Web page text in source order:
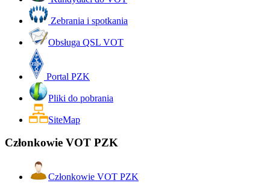
Zebrania i spotkania
Obsługa QSL VOT
Portal PZK
Pliki do pobrania
SiteMap
Członkowie VOT PZK
Członkowie VOT PZK